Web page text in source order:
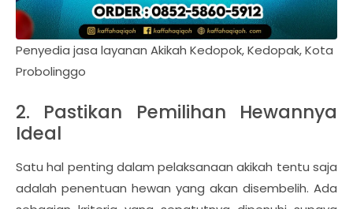
Penyedia jasa layanan Akikah Kedopok, Kedopak, Kota
Probolinggo
2. Pastikan Pemilihan Hewannya
Ideal
Satu hal penting dalam pelaksanaan akikah tentu saja
adalah penentuan hewan yang akan disembelih. Ada